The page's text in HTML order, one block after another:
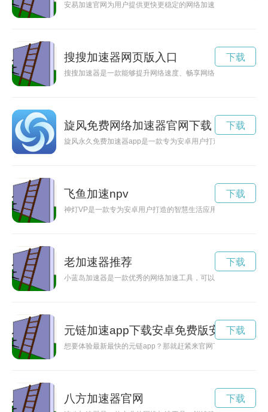
安易加速官网为用户提供更快更稳定的网络加速服务，让您畅享
搜搜加速器网页版入口
搜搜加速器是一款能够提升网络速度、畅享网络体验的加速工
下载
旋风免费网络加速器官网下载
旋风永久免费加速器app是一款专为安卓用户打造的网络加速
下载
飞鱼加速npv
神灯VP是一款专为安卓用户打造的智慧生活应用，通过它可以
下载
老加速器推荐
小蓝岛加速器是一款优秀的网络加速工具，可以帮助用户解决
下载
元链加速app下载安卓免费版安装
想要体验最新最快的元链app？那就赶紧来官网下载吧！我们
下载
八方加速器官网 下载